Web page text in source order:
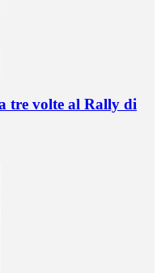
tre volte al Rally di